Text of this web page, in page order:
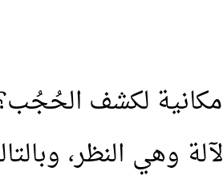
لكشف
وهي النظر،